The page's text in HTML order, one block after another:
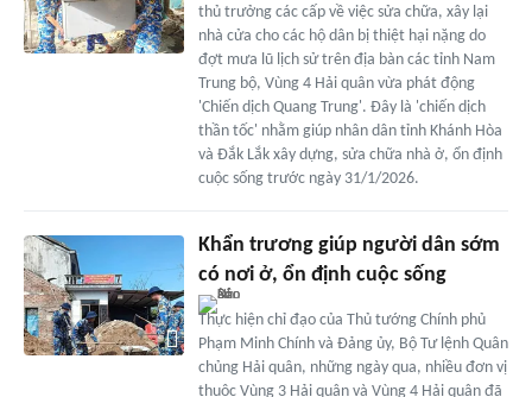
thủ trưởng các cấp về việc sửa chữa, xây lại
nhà cửa cho các hộ dân bị thiệt hại nặng do
đợt mưa lũ lịch sử trên địa bàn các tỉnh Nam
Trung bộ, Vùng 4 Hải quân vừa phát động
'Chiến dịch Quang Trung'. Đây là 'chiến dịch
thần tốc' nhằm giúp nhân dân tỉnh Khánh Hòa
và Đắk Lắk xây dựng, sửa chữa nhà ở, ổn định
cuộc sống trước ngày 31/1/2026.
Khẩn trương giúp người dân sớm
có nơi ở, ổn định cuộc sống
Thực hiện chỉ đạo của Thủ tướng Chính phủ
Phạm Minh Chính và Đảng ủy, Bộ Tư lệnh Quân
chủng Hải quân, những ngày qua, nhiều đơn vị
thuộc Vùng 3 Hải quân và Vùng 4 Hải quân đã